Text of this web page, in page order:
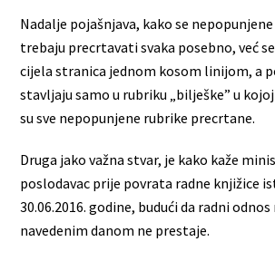
Nadalje pojašnjava, kako se
trebaju precrtavati svaka posebno, već
cijela stranica jednom kosom linijom, a
stavljaju samo u rubriku „bilješke” u
su sve nepopunjene rubrike precrtane.
Druga jako važna stvar, je kako kaže
poslodavac prije povrata radne knjižice
30.06.2016. godine, budući da radni odnos
navedenim danom ne prestaje.